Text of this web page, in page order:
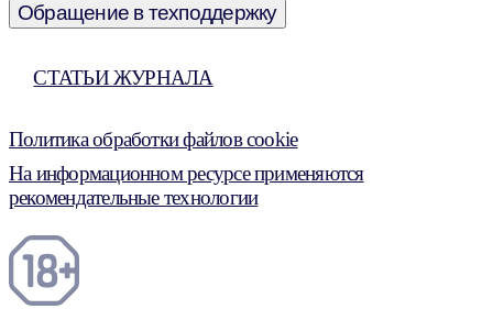
Обращение в техподдержку
СТАТЬИ ЖУРНАЛА
Политика обработки файлов cookie
На информационном ресурсе применяются
рекомендательные технологии